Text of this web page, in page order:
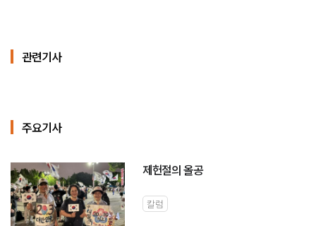
관련기사
주요기사
제헌절의 올공
칼럼